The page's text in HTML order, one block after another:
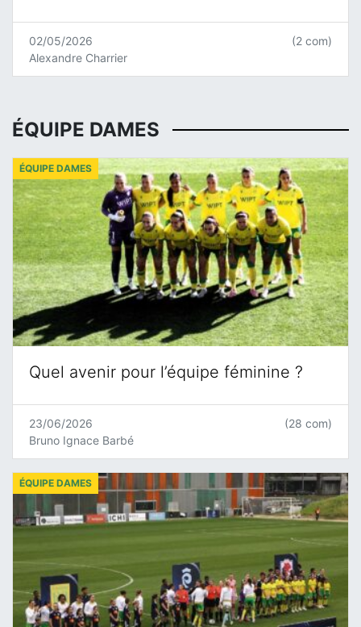
02/05/2026
Alexandre Charrier
(2 com)
ÉQUIPE DAMES
Quel avenir pour l’équipe féminine ?
ÉQUIPE DAMES
23/06/2026
Bruno Ignace Barbé
(28 com)
ÉQUIPE DAMES